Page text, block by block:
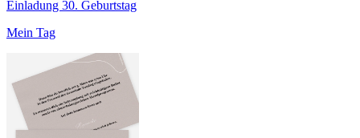
Einladung 30. Geburtstag
Mein Tag